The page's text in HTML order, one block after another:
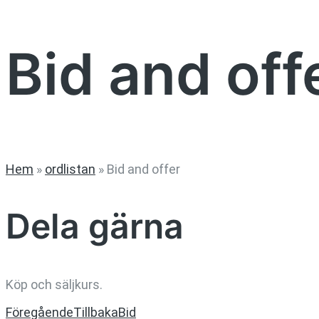
Bid and
Hem » ordlistan » Bid and offer
Dela gärna
Köp och säljkurs.
FöregåendeTillbakaBid